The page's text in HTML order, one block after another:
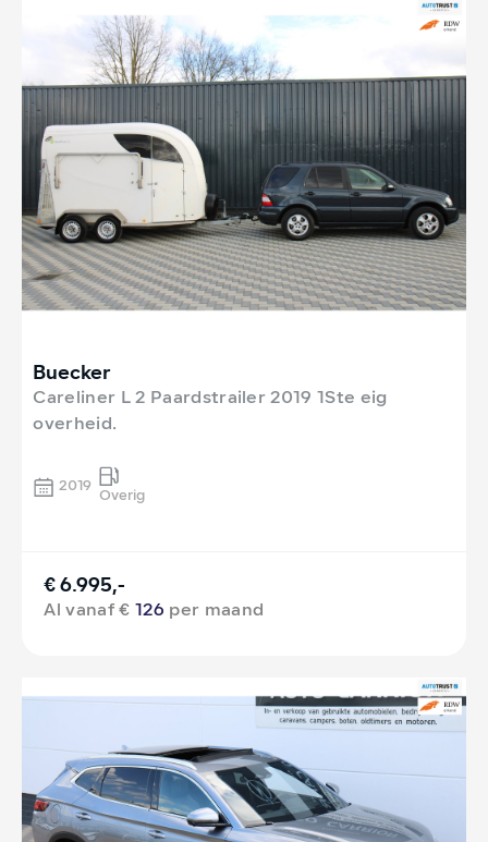
Buecker
Careliner L 2 Paardstrailer 2019 1Ste eig
overheid.
2019 Overig
€ 6.995,-
Al vanaf €126 per maand